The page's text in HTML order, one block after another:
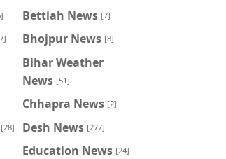
Bettiah News [7]
Bhojpur News [8]
Bihar Weather
News [51]
Chhapra News [2]
[28] Desh News [277]
Education News [24]